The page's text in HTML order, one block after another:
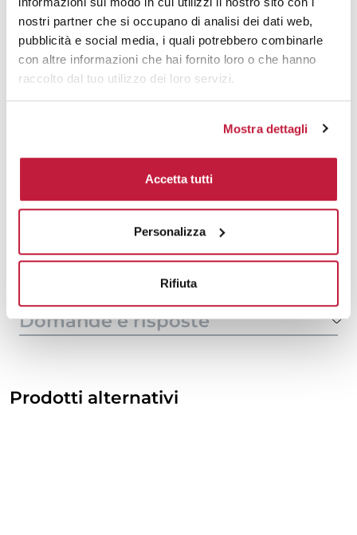
nostri partner che si occupano di analisi dei dati web,
pubblicità e social media, i quali potrebbero combinarle
con altre informazioni che hai fornito loro o che hanno
raccolto dal tuo utilizzo dei loro servizi.
Mostra dettagli
Accetta tutti
Personalizza
Rifiuta
1000 € 7,41 € 7,87
1500 € 7,36 € 7,63
2000 € 7,18
€ 7,06
Tecniche di stampa
Area di personalizzazione
Domande e risposte
Prodotti alternativi